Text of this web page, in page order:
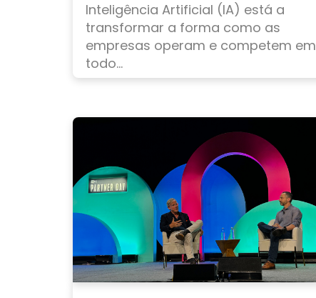
Inteligência Artificial (IA) está a
transformar a forma como as
empresas operam e competem em
todo...